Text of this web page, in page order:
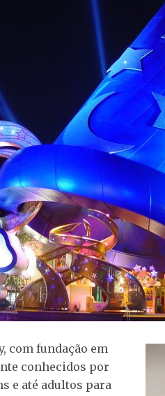
com fundação em
conhecidos por
e até adultos para